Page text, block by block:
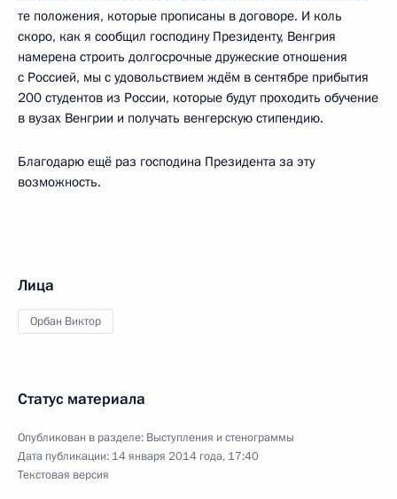
те положения, которые прописаны в договоре. И коль
скоро, как я сообщил господину Президенту, Венгрия
намерена строить долгосрочные дружеские отношения
с Россией, мы с удовольствием ждём в сентябре прибытия
200 студентов из России, которые будут проходить обучение
в вузах Венгрии и получать венгерскую стипендию.
Благодарю ещё раз господина Президента за эту
возможность.
Лица
Орбан Виктор
Статус материала
Опубликован в разделе: Выступления и стенограммы
Дата публикации: 14 января 2014 года, 17:40
Текстовая версия